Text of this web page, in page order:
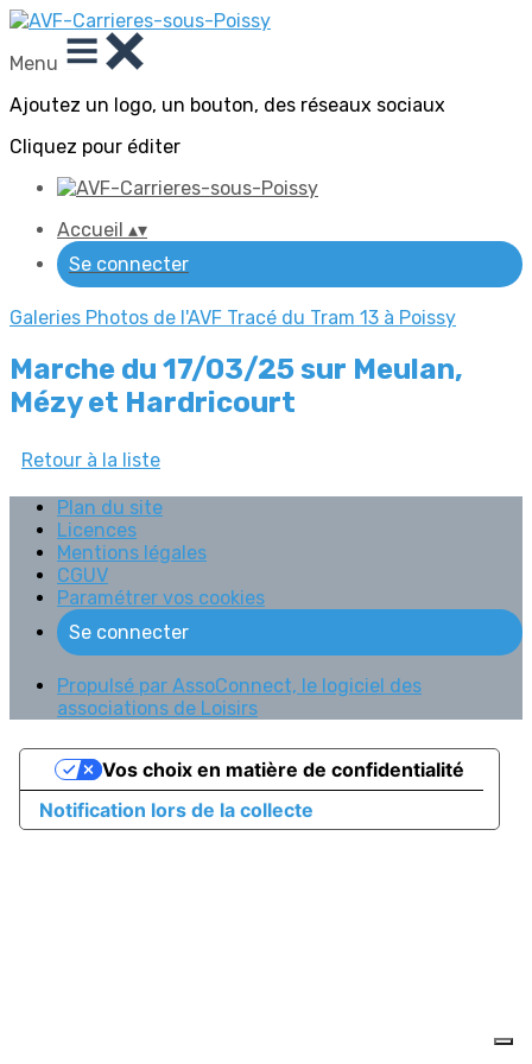
Menu
Ajoutez un logo, un bouton, des réseaux sociaux
Cliquez pour éditer
Accueil ▴▾
Se connecter
Galeries Photos de l'AVF Tracé du Tram 13 à Poissy
Marche du 17/03/25 sur Meulan,
Mézy et Hardricourt
Retour à la liste
Plan du site
Licences
Mentions légales
CGUV
Paramétrer vos cookies
Se connecter
Propulsé par AssoConnect, le logiciel des
associations de Loisirs
Notification lors de la collecte
Vos choix en matière de confidentialité